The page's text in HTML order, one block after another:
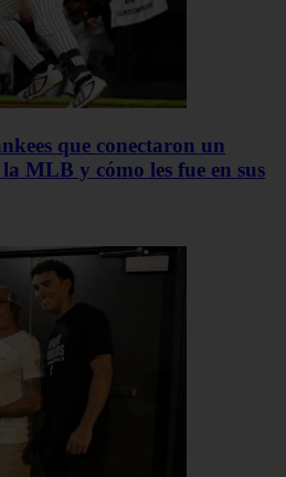
que conectaron un
MLB y cómo les fue en sus